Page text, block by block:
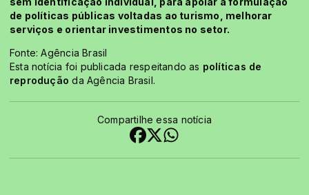
de políticas públicas voltadas ao turismo, melhorar
serviços e orientar investimentos no setor.
Fonte: Agência Brasil
Esta notícia foi publicada respeitando as políticas de
reprodução da Agência Brasil.
Compartilhe essa notícia